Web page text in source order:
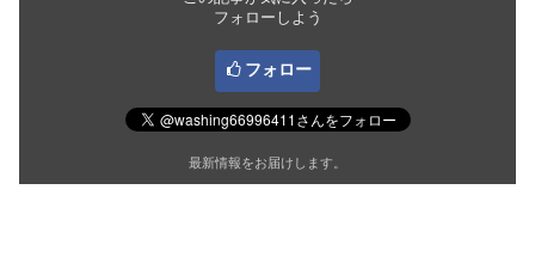
フォローしよう
フォロー
最新情報をお届けします。